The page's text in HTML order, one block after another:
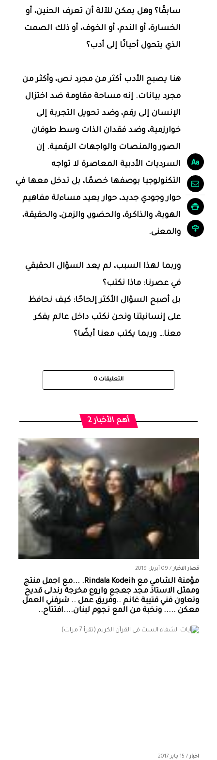
سابقًا؟ وهل يمكن للآلة أن تعرف الحنين، أو
الخسارة، أو الندم، أو الخوف، أو ذلك الصمت
الذي يتحول أحيانًا إلى أدب؟
هنا يصبح الأدب أكثر من مجرد نص، وأكثر من
مجرد بيانات. إنه مساحة مقاومة ضد اختزال
الإنسان إلى رقم، وضد تحويل التجربة إلى
خوارزمية، وضد فقدان الذات وسط طوفان
الصور والمنصات والواجهات الرقمية. إن
السرديات الأدبية المعاصرة لا تواجه
التكنولوجيا بوصفها خصمًا، بل تدخل معها في
حوار وجودي جديد، حوار يعيد مساءلة مفاهيم
الهوية، والذاكرة، والحضور، والزمن، والحقيقة،
والمعنى.
وربما لهذا السبب، لم يعد السؤال الحقيقي
في عصرنا: ماذا نكتب؟
بل أصبح السؤال الأكثر إلحاحًا: كيف نحافظ
على إنسانيتنا ونحن نكتب داخل عالم يفكر
معنا… وربما يكتب معنا أيضًا؟
التعليقات 0
أهم الأخبار 2
قصار الاخبار/ 09 أبريل 2019
مؤمنة الشامي‏ مع ‏‎Rindala Kodeih‎‏. ...مع اجمل منتج
وممثل الاستاذ مجد جعجع واروع مخرجة رندلى قديح
وتعاون فني قتيبة غانم ..وفريق عمل .. شرفني العمل
معكن ..... ونخبة من المع نجوم لبنان....افتتاح..
اخبار/ 15 يناير 2017